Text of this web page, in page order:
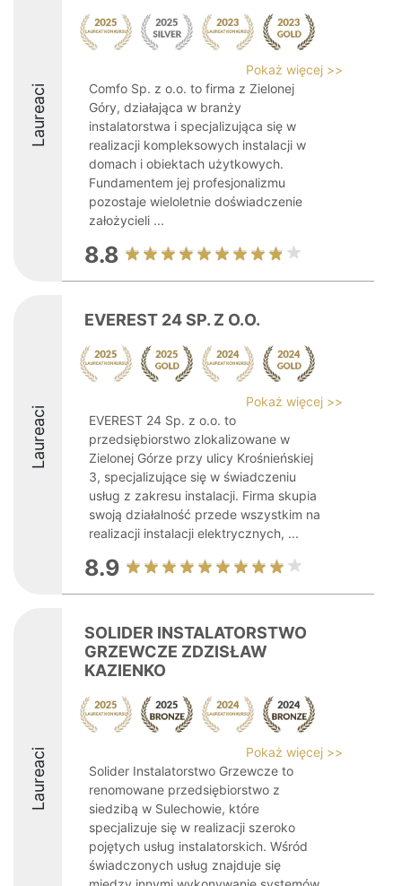
Laureaci
Pokaż więcej >>
Comfo Sp. z o.o. to firma z Zielonej
Góry, działająca w branży
instalatorstwa i specjalizująca się w
realizacji kompleksowych instalacji w
domach i obiektach użytkowych.
Fundamentem jej profesjonalizmu
pozostaje wieloletnie doświadczenie
założycieli ...
8.8
Laureaci
EVEREST 24 SP. Z O.O.
Pokaż więcej >>
EVEREST 24 Sp. z o.o. to
przedsiębiorstwo zlokalizowane w
Zielonej Górze przy ulicy Krośnieńskiej
3, specjalizujące się w świadczeniu
usług z zakresu instalacji. Firma skupia
swoją działalność przede wszystkim na
realizacji instalacji elektrycznych, ...
8.9
Laureaci
SOLIDER INSTALATORSTWO
GRZEWCZE ZDZISŁAW
KAZIENKO
Pokaż więcej >>
Solider Instalatorstwo Grzewcze to
renomowane przedsiębiorstwo z
siedzibą w Sulechowie, które
specjalizuje się w realizacji szeroko
pojętych usług instalatorskich. Wśród
świadczonych usług znajduje się